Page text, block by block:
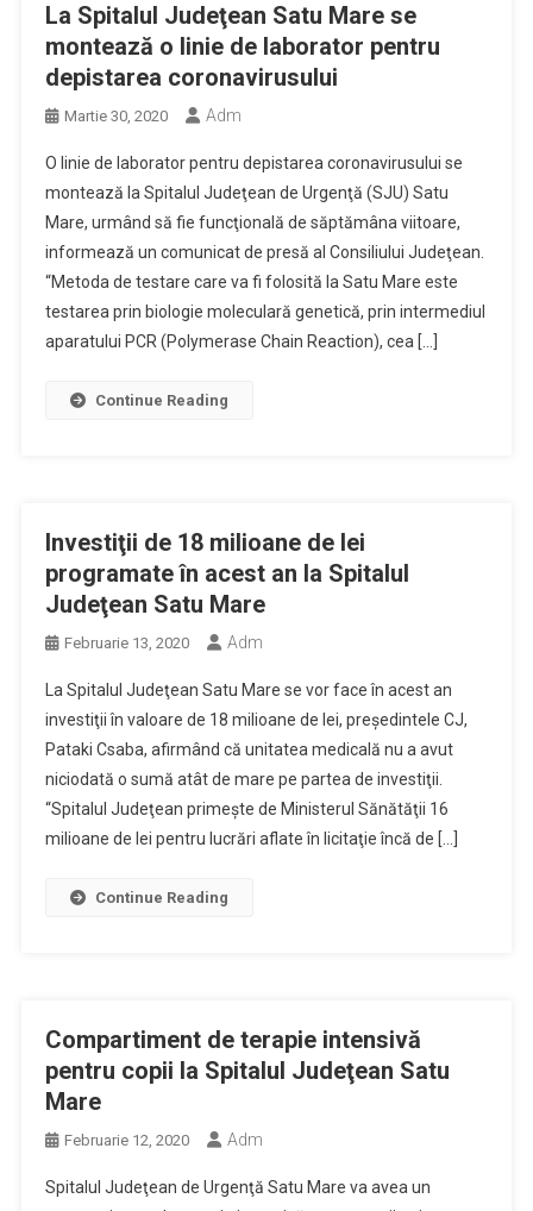
La Spitalul Judeţean Satu Mare se
montează o linie de laborator pentru
depistarea coronavirusului
Martie 30, 2020 Adm
O linie de laborator pentru depistarea coronavirusului se
montează la Spitalul Judeţean de Urgenţă (SJU) Satu
Mare, urmând să fie funcţională de săptămâna viitoare,
informează un comunicat de presă al Consiliului Judeţean.
“Metoda de testare care va fi folosită la Satu Mare este
testarea prin biologie moleculară genetică, prin intermediul
aparatului PCR (Polymerase Chain Reaction), cea […]
Continue Reading
Investiţii de 18 milioane de lei
programate în acest an la Spitalul
Judeţean Satu Mare
Februarie 13, 2020 Adm
La Spitalul Judeţean Satu Mare se vor face în acest an
investiţii în valoare de 18 milioane de lei, preşedintele CJ,
Pataki Csaba, afirmând că unitatea medicală nu a avut
niciodată o sumă atât de mare pe partea de investiţii.
“Spitalul Judeţean primeşte de Ministerul Sănătăţii 16
milioane de lei pentru lucrări aflate în licitaţie încă de […]
Continue Reading
Compartiment de terapie intensivă
pentru copii la Spitalul Judeţean Satu
Mare
Februarie 12, 2020 Adm
Spitalul Judeţean de Urgenţă Satu Mare va avea un